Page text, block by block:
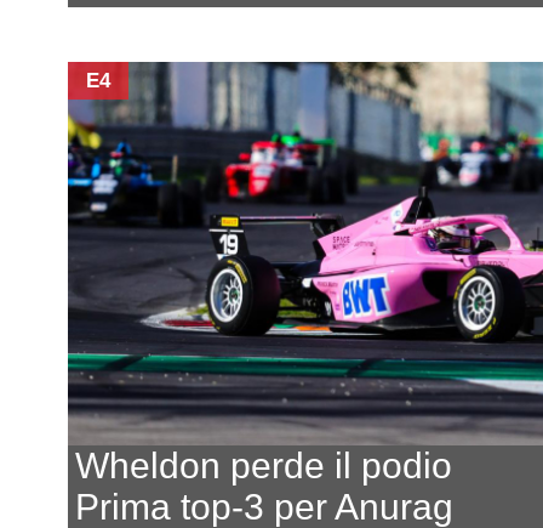
E4
Wheldon perde il podio
Prima top-3 per Anurag